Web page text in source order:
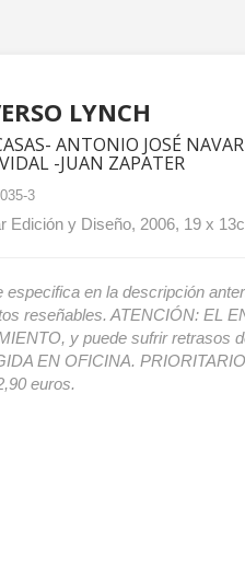
LYNCH
ANTONIO JOSÉ
-JUAN ZAPATER
3
Edición y Diseño, 2006, 19 x
especifica en la descripción
reseñables. ATENCIÓN: EL
y puede sufrir retrasos
EN OFICINA.
euros.